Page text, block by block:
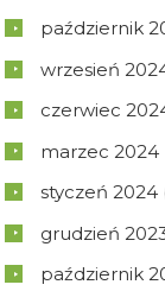
październik
wrzesień
czerwiec
marzec 2024
styczeń 2024
grudzień
październik